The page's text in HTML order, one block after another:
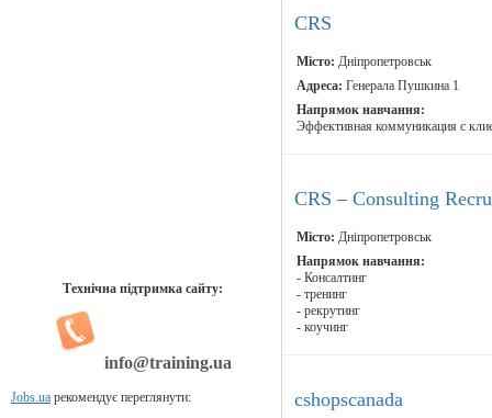
Технічна підтримка сайту:
info@training.ua
Jobs.ua рекомендує переглянути:
CRS
Місто: Дніпропетровськ
Адреса: Генерала Пушкина 1
Напрямок навчання:
Эффективная коммуникация с
CRS – Consulting
Місто: Дніпропетровськ
Напрямок навчання:
- Консалтинг
- тренинг
- рекрутинг
- коучинг
cshopscanada